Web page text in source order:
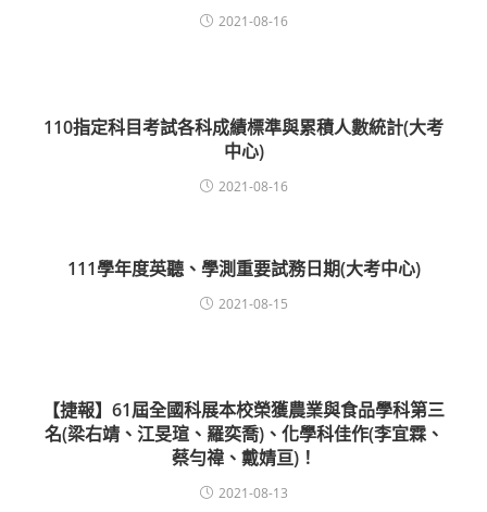
2021-08-16
110指定科目考試各科成績標準與累積人數統計(大考
中心)
2021-08-16
111學年度英聽、學測重要試務日期(大考中心)
2021-08-15
【捷報】61屆全國科展本校榮獲農業與食品學科第三
名(梁右靖、江旻瑄、羅奕喬)、化學科佳作(李宜霖、
蔡勻禕、戴婧亘)！
2021-08-13